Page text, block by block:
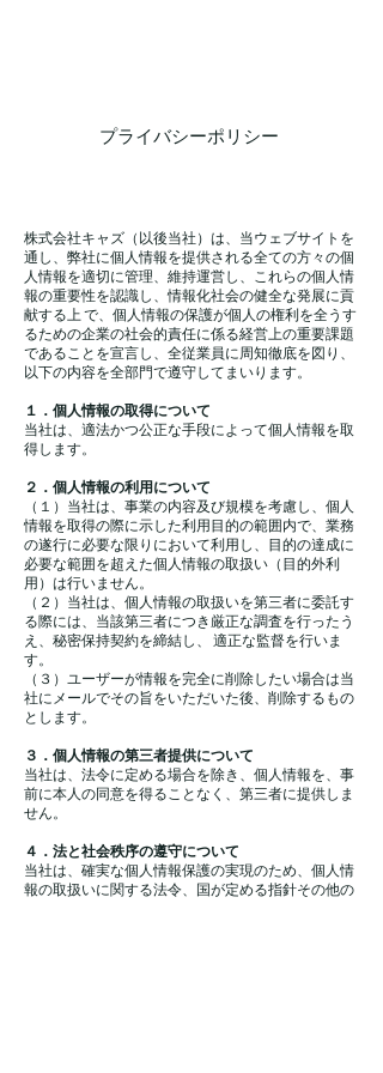
プライバシーポリシー
株式会社キャズ（以後当社）は、当ウェブサイトを
通し、弊社に個人情報を提供される全ての方々の個
人情報を適切に管理、維持運営し、これらの個人情
報の重要性を認識し、情報化社会の健全な発展に貢
献する上 で、個人情報の保護が個人の権利を全うす
るための企業の社会的責任に係る経営上の重要課題
であることを宣言し、全従業員に周知徹底を図り、
以下の内容を全部門で遵守してまいります。
１．個人情報の取得について
当社は、適法かつ公正な手段によって個人情報を取
得します。
２．個人情報の利用について
（１）当社は、事業の内容及び規模を考慮し、個人
情報を取得の際に示した利用目的の範囲内で、業務
の遂行に必要な限りにおいて利用し、目的の達成に
必要な範囲を超えた個人情報の取扱い（目的外利
用）は行いません。
（２）当社は、個人情報の取扱いを第三者に委託す
る際には、当該第三者につき厳正な調査を行ったう
え、秘密保持契約を締結し、 適正な監督を行いま
す。
（３）ユーザーが情報を完全に削除したい場合は当
社にメールでその旨をいただいた後、削除するもの
とします。
３．個人情報の第三者提供について
当社は、法令に定める場合を除き、個人情報を、事
前に本人の同意を得ることなく、第三者に提供しま
せん。
４．法と社会秩序の遵守について
当社は、確実な個人情報保護の実現のため、個人情
報の取扱いに関する法令、国が定める指針その他の